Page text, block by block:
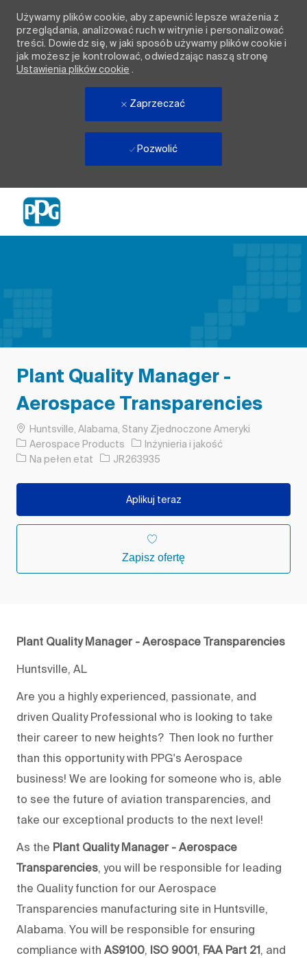
Używamy plików cookie, aby zapewnić lepsze wrażenia z
przeglądania, analizować ruch w witrynie i personalizować
treści. Dowiedz się, w jaki sposób używamy plików cookie i
jak możesz je kontrolować, odwiedzając naszą stronę
Ustawienia plików cookie .
Zaprzeczać
Pozwolić
Plant Quality Manager -
Aerospace Transparencies
Lokalizacja
Huntsville, Alabama, Stany Zjednoczone Ameryki
Aerospace Products
Kategoria
Inżynieria i jakość
Rodzaj pracy
Na pełen etat Identyfikator zadania
JR263935
Aplikuj teraz
Zapisz ofertę
Plant Quality Manager - Aerospace Transparencies
Huntsville, AL
Are you a highly experienced, passionate, and
driven Quality Professional who is looking to take
their career to new heights? Then look no further
than this opportunity with PPG's Aerospace
business! We are looking for someone who is, able
to see the future of aviation transparencies, and
take our exceptional products to the next level!
As the Plant Quality Manager - Aerospace
Transparencies, you will be responsible for leading
the Quality function for our Aerospace
Transparencies manufacturing site in Huntsville,
Alabama. You will be responsible for ensuring
compliance with AS9100, ISO 9001, FAA Part 21, and